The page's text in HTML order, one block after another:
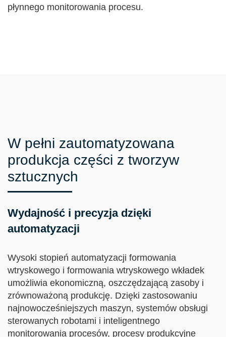
płynnego monitorowania procesu.
W pełni zautomatyzowana
produkcja części z tworzyw
sztucznych
Wydajność i precyzja dzięki
automatyzacji
Wysoki stopień automatyzacji formowania
wtryskowego i formowania wtryskowego wkładek
umożliwia ekonomiczną, oszczędzającą zasoby i
zrównoważoną produkcję. Dzięki zastosowaniu
najnowocześniejszych maszyn, systemów obsługi
sterowanych robotami i inteligentnego
monitorowania procesów, procesy produkcyjne